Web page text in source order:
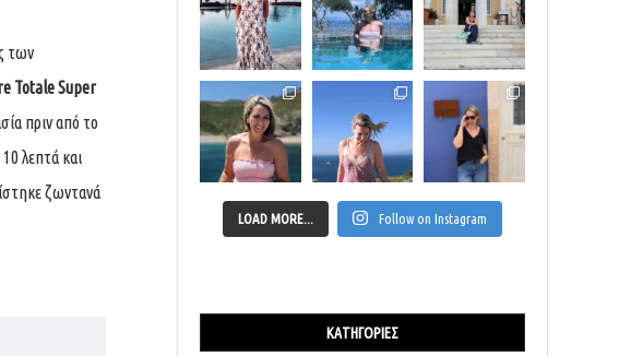
των
Totale Super
πριν από το
λεπτά και
ζωντανά
LOAD MORE... Follow on Instagram
ΚΑΤΗΓΟΡΊΕΣ